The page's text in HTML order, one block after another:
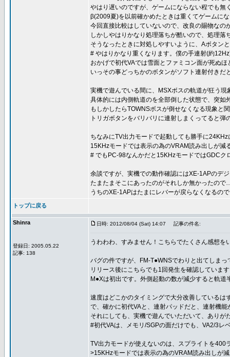
やはり遅いのですが、ゲームにならない程でも無
β(2009夏)を以前確かめたときは重くてゲームに
今回直接比較はしていないので、改良の賜物な
しかしやはりかなり処理落ちが酷いので、処理
そうなったときに対処しやすいように、Aボタ
# やはりかなり重くなります。僕の手連射(約
おかげで初代VAでは雪面とファミコン面が死ぬ
いっその事どっちかのボタンがソフト連射付き
実機で遊んでいる間に、MSXボスの軌道が狂う現
具体的には内側軌道のを全部倒した状態で、突
もしかしたらTOWNSボスが倒せなくなる現象と
トリガボタンをバリバリに連射しまくってると
ちなみにTV出力モードで起動しても勝手に
15KHzモードでは表示の為のVRAM読み出しが
# でもPC-98なんかだと15KHzモードではGDCク
余談ですが、実機での動作確認にはXE-1APのデ
たまたまそこにあったのがそれしか無かったの
うちのXE-1APはたまにレバーが戻らなくなるの
トップに戻る
Shinra
登録日: 2005.05.22
記事: 138
日時: 2012/08/04 (Sat) 14:07 記事の件名:
うわわわ、すみません！こちらでたくさん感想を
バグの件ですが、FM-T●WNSでわりと出てしま
リリース後にこちらでも1回発生を確認していま
M●Xは初出です。外側起動の数が減少すると軌
速度はどこかのタイミングで大分改善しているは
で、確かに初代VAと、連射パッドだと、連射機
それにしても、実機で遊んでいただいて、ありが
#初代VAは、メモリ/SGPの面だけでも、VA2/3レ
TV出力モードが使えないのは、スプライトを400
>15KHzモードでは表示の為のVRAM読み出しが